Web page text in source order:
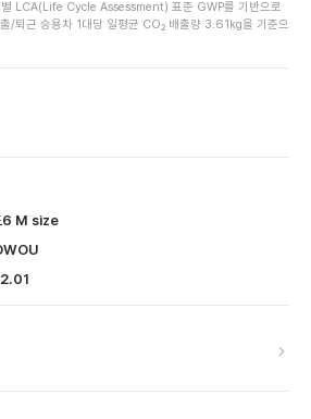
LCA(Life Cycle Assessment) 표준 GWP를 기반으로
/퇴근 승용차 1대당 일평균 CO₂ 배출량 3.61kg을 기준으
6 M size